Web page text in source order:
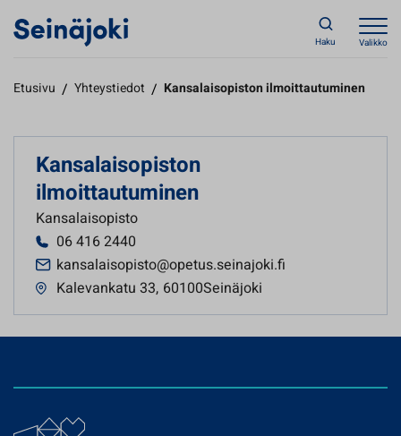
Haku Valikko
Etusivu / Yhteystiedot / Kansalaisopiston ilmoittautuminen
Kansalaisopiston
ilmoittautuminen
Kansalaisopisto
06 416 2440
kansalaisopisto@opetus.seinajoki.fi
Kalevankatu 33, 60100Seinäjoki